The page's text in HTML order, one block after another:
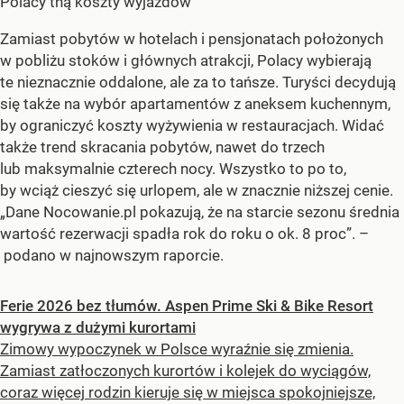
Zamiast pobytów w hotelach i pensjonatach położonych
w pobliżu stoków i głównych atrakcji, Polacy wybierają
te nieznacznie oddalone, ale za to tańsze. Turyści decydują
się także na wybór apartamentów z aneksem kuchennym,
by ograniczyć koszty wyżywienia w restauracjach. Widać
także trend skracania pobytów, nawet do trzech
lub maksymalnie czterech nocy. Wszystko to po to,
by wciąż cieszyć się urlopem, ale w znacznie niższej cenie.
„Dane Nocowanie.pl pokazują, że na starcie sezonu średnia
wartość rezerwacji spadła rok do roku o ok. 8 proc”. –
podano w najnowszym raporcie.
Ferie 2026 bez tłumów. Aspen Prime Ski & Bike Resort
wygrywa z dużymi kurortami
Zimowy wypoczynek w Polsce wyraźnie się zmienia.
Zamiast zatłoczonych kurortów i kolejek do wyciągów,
coraz więcej rodzin kieruje się w miejsca spokojniejsze,